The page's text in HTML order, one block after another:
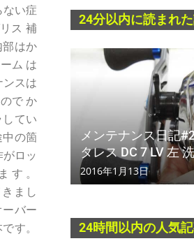
い症
ス 補
はか
ム は
スは
で か
てい
の箇
ロッ
。
まし
バー
す。
24分以内に読まれ
メンテナンス日記
タレス DC 7 LV 左
2016年1月13日
24時間以内の人気